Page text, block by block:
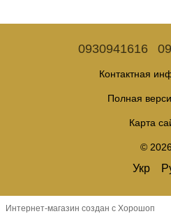
0930941616
Контактная
Полная
Карта
© 2026
Укр
Интернет-магазин создан с Хорошоп